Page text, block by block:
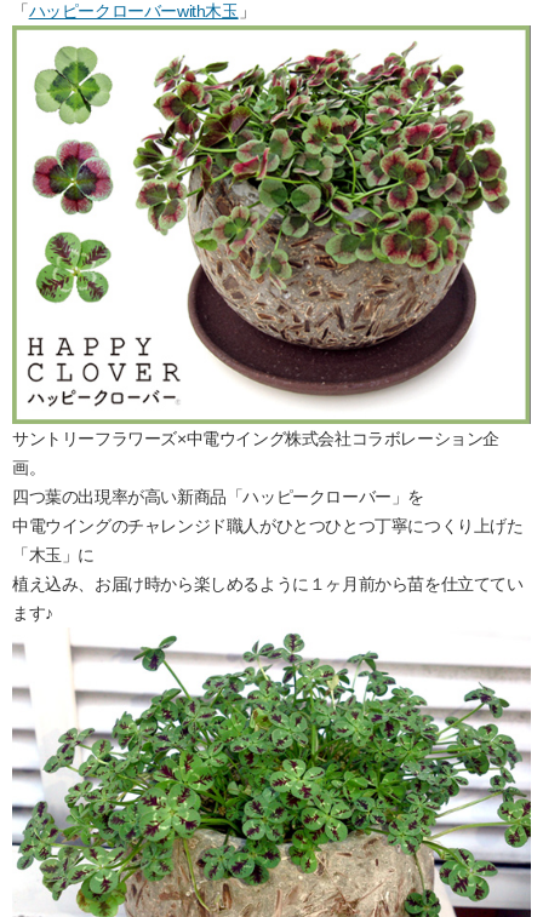
「ハッピークローバーwith木玉 」
サントリーフラワーズ×中電ウイング株式会社コラボレーション企
画。
四つ葉の出現率が高い新商品「ハッピークローバー」を
中電ウイングのチャレンジド職人がひとつひとつ丁寧につくり上げた
「木玉」に
植え込み、お届け時から楽しめるように１ヶ月前から苗を仕立ててい
ます♪